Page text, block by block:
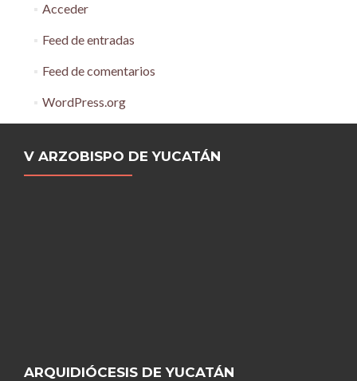
Acceder
Feed de entradas
Feed de comentarios
WordPress.org
V ARZOBISPO DE YUCATÁN
ARQUIDIÓCESIS DE YUCATÁN